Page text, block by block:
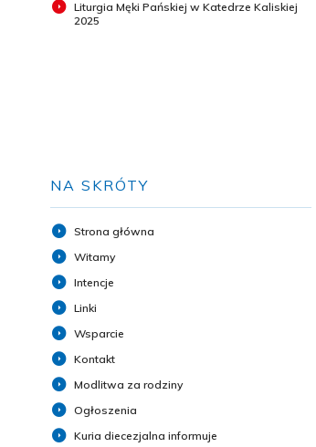
Liturgia Męki Pańskiej w Katedrze Kaliskiej
2025
NA SKRÓTY
Strona główna
Witamy
Intencje
Linki
Wsparcie
Kontakt
Modlitwa za rodziny
Ogłoszenia
Kuria diecezjalna informuje